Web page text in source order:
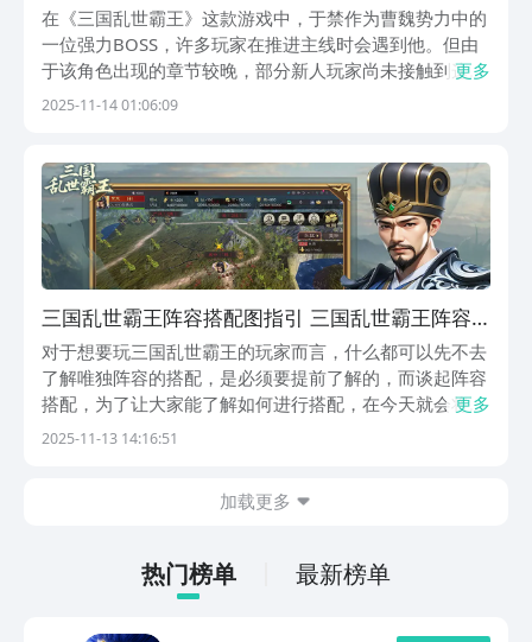
在《三国乱世霸王》这款游戏中，于禁作为曹魏势力中的
一位强力BOSS，许多玩家在推进主线时会遇到他。但由
于该角色出现的章节较晚，部分新人玩家尚未接触到这一
挑战内容，因此不清楚三国乱世霸王在哪打于禁。为了帮
更多
2025-11-14 01:06:09
三国乱世霸王阵容搭配图指引 三国乱世霸王阵容
搭配教程
对于想要玩三国乱世霸王的玩家而言，什么都可以先不去
了解唯独阵容的搭配，是必须要提前了解的，而谈起阵容
搭配，为了让大家能了解如何进行搭配，在今天就会将三
国乱世霸王阵容搭配图给到大家，这么一来就知道游戏中
更多
2025-11-13 14:16:51
加载更多
热门榜单 最新榜单